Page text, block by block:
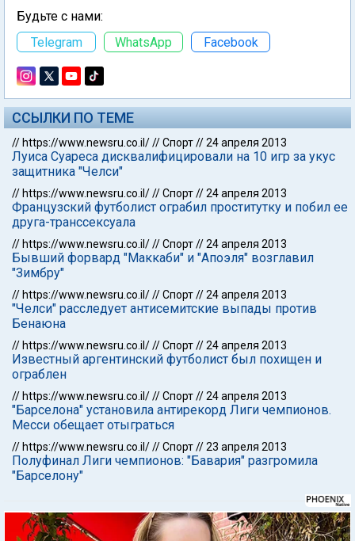
Будьте с нами:
Telegram
WhatsApp Facebook
ССЫЛКИ ПО ТЕМЕ
// https://www.newsru.co.il///Спорт//24 апреля 2013
Луиса Суареса дисквалифицировали на 10 игр за укус
защитника "Челси"
// https://www.newsru.co.il///Спорт//24 апреля 2013
Французский футболист ограбил проститутку и побил ее
друга-транссексуала
// https://www.newsru.co.il///Спорт//24 апреля 2013
Бывший форвард "Маккаби" и "Апоэля" возглавил
"Зимбру"
// https://www.newsru.co.il///Спорт//24 апреля 2013
"Челси" расследует антисемитские выпады против
Бенаюна
// https://www.newsru.co.il///Спорт//24 апреля 2013
Известный аргентинский футболист был похищен и
ограблен
// https://www.newsru.co.il///Спорт//24 апреля 2013
"Барселона" установила антирекорд Лиги чемпионов.
Месси обещает отыграться
// https://www.newsru.co.il///Спорт//23 апреля 2013
Полуфинал Лиги чемпионов: "Бавария" разгромила
"Барселону"